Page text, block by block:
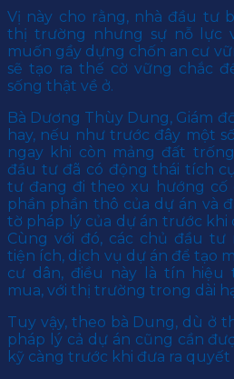
Vị này cho rằng, nhà đầu tư
thị trường nhưng sự nỗ lực
muốn gầy dựng chốn an cư
sẽ tạo ra thế cờ vững chắc
sống thật về ở.
Bà Dương Thùy Dung, Giám
hay, nếu như trước đây một
ngay khi còn mảng đất
đầu tư đã có động thái tích
tư đang đi theo xu hướng cố
phần phần thô của dự án và
tờ pháp lý của dự án trước khi
Cùng với đó, các chủ đầu tư
tiện ích, dịch vụ dự án để tạo
cư dân, điều này là tín hiệu
mua, với thị trường trong dài
Tuy vậy, theo bà Dung, dù ở
pháp lý cả dự án cũng cần
kỹ càng trước khi đưa ra quyết